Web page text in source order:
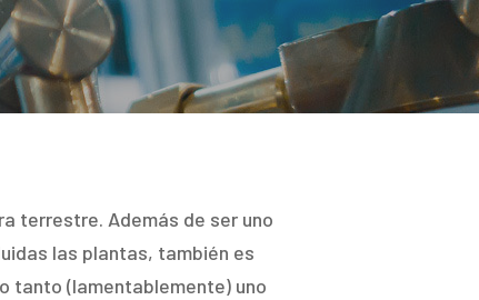
terrestre. Además de ser uno
las plantas, también es
tanto (lamentablemente) uno